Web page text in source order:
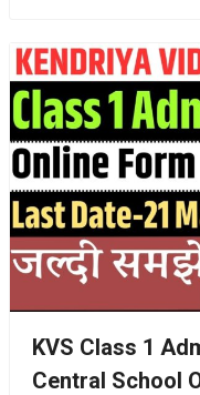
KVS Class 1
Central School